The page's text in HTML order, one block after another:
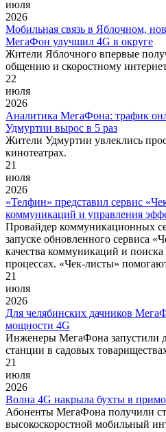
июля
2026
Мобильная связь в Яблочном,
МегаФон улучшил 4G в округе
Жители Яблочного впервые
общению и скоростному
22
июля
2026
Аналитика МегаФона: трафик
Удмуртии вырос в 5 раз
Жители Удмуртии увлеклись
кинотеатрах.
21
июля
2026
«Телфин» представил сервис
коммуникаций и управления
Провайдер коммуникационных
запуске обновленного сервиса
качества коммуникаций и поиска
процессах. «Чек-листы»
21
июля
2026
Для челябинских дачников
мощности 4G
Инженеры МегаФона запустили
станции в садовых
21
июля
2026
Волна 4G накрыла бухты в
Абоненты МегаФона получили
высокоскоростной мобильный